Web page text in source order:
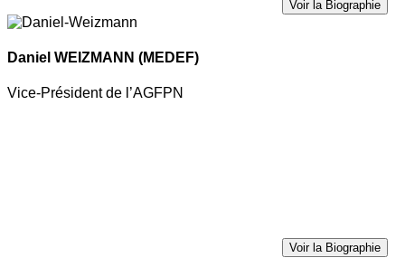
Voir la Biographie
Daniel WEIZMANN (MEDEF)
Vice-Président de l’AGFPN
Voir la Biographie